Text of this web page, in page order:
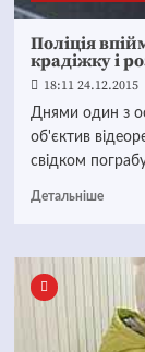
Поліція
крадіжку і
18:11 24.12.2015
Днями один з
об'єктив
свідком
Детальніше